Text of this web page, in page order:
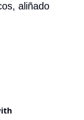
aliñado